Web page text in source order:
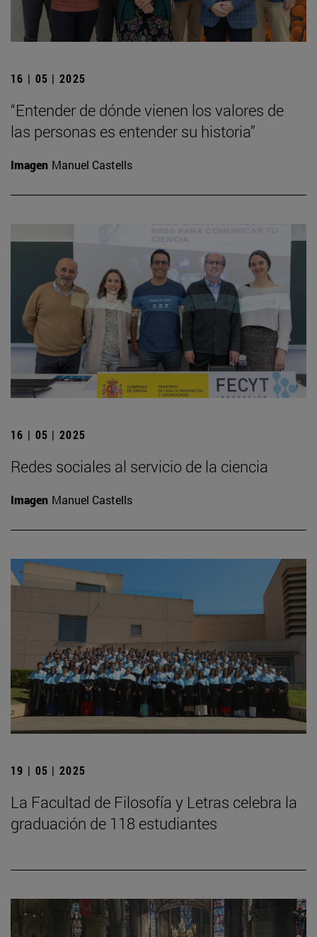
16 | 05 | 2025
“Entender de dónde vienen los valores de
las personas es entender su historia”
Imagen Manuel Castells
16 | 05 | 2025
Redes sociales al servicio de la ciencia
Imagen Manuel Castells
19 | 05 | 2025
La Facultad de Filosofía y Letras celebra la
graduación de 118 estudiantes